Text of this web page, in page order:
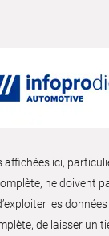
affichées ici,
ne doivent
les
de laisser un